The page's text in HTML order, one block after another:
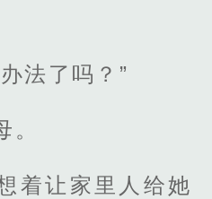
法了吗？”
。
着让家里人给她